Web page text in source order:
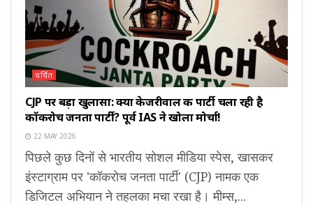
चर्चित
CJP पर बड़ा खुलासा: क्या केजरीवाल की पार्टी चला रही है
कॉकरोच जनता पार्टी? पूर्व IAS ने खोला मोर्चा!
22 MAY 2026
पिछले कुछ दिनों से भारतीय सोशल मीडिया स्पेस, खासकर
इंस्टाग्राम पर 'कॉकरोच जनता पार्टी' (CJP) नामक एक
डिजिटल अभियान ने तहलका मचा रखा है। मीम्स,...